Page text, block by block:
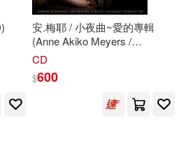
Pub Inc(39)
Llc(39)
安.梅耶 / 小夜曲~愛的專輯
(Anne Akiko Meyers /
Serenade: The Love Album)
CD
$600